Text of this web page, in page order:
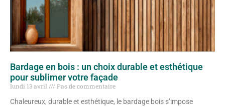
Bardage en bois : un choix durable et esthétique
pour sublimer votre façade
lundi 13 avril
Pas de commentaire
Chaleureux, durable et esthétique, le bardage bois s’impose